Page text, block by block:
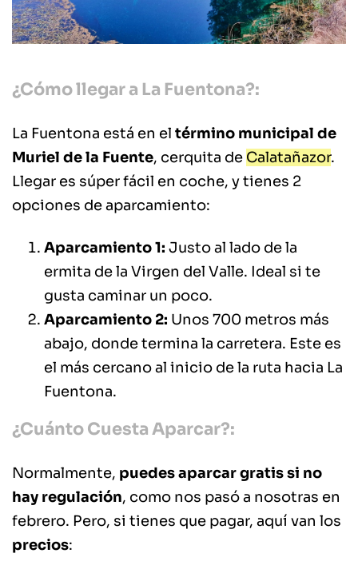
¿Cómo llegar a La Fuentona?:
La Fuentona está en el término municipal de
Muriel de la Fuente, cerquita de Calatañazor.
Llegar es súper fácil en coche, y tienes 2
opciones de aparcamiento:
Aparcamiento 1: Justo al lado de la
ermita de la Virgen del Valle. Ideal si te
gusta caminar un poco.
Aparcamiento 2: Unos 700 metros más
abajo, donde termina la carretera. Este es
el más cercano al inicio de la ruta hacia La
Fuentona.
¿Cuánto Cuesta Aparcar?:
Normalmente, puedes aparcar gratis si no
hay regulación, como nos pasó a nosotras en
febrero. Pero, si tienes que pagar, aquí van los
precios: